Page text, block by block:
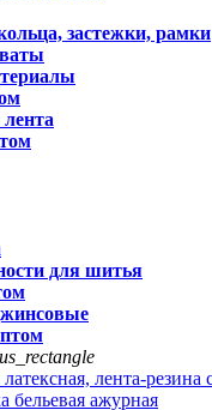
застежки, рамки
для шитья
лента-резина
бельевая ажурная